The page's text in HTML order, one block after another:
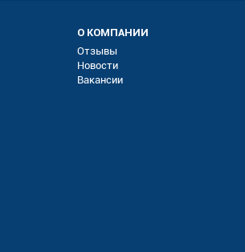
О КОМПАНИИ
Отзывы
Новости
Вакансии